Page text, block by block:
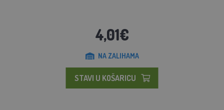
4,01€
NA ZALIHAMA
STAVI U KOŠARICU